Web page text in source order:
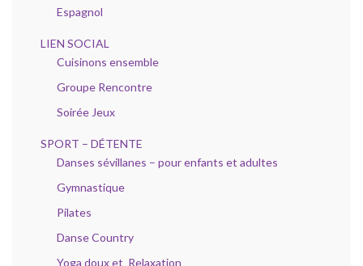
Espagnol
LIEN SOCIAL
Cuisinons ensemble
Groupe Rencontre
Soirée Jeux
SPORT – DÉTENTE
Danses sévillanes – pour enfants et adultes
Gymnastique
Pilates
Danse Country
Yoga doux et Relaxation